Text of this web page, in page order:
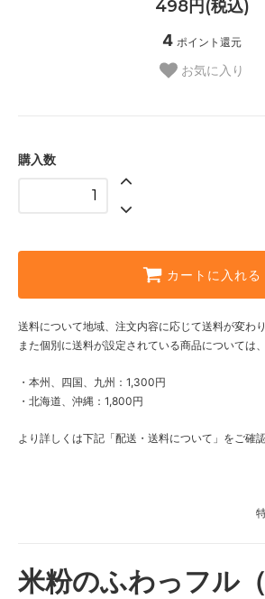
498円(税込)
4 ポイント還元
お気に入り
購入数
カートに入れる
送料について地域、注文内容に応じて送料が変わり
また個別に送料が設定されている商品については
・本州、四国、九州：1,300円
・北海道、沖縄：1,800円
より詳しくは下記「配送・送料について」をご確認
米粉のふわっフル（